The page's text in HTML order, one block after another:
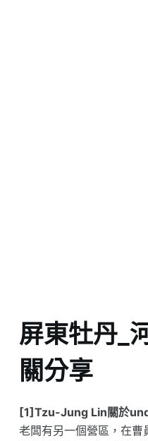
屏東牡丹_
關分享
[1]Tzu-Jung Lin關於
老闆有另一個營區，在